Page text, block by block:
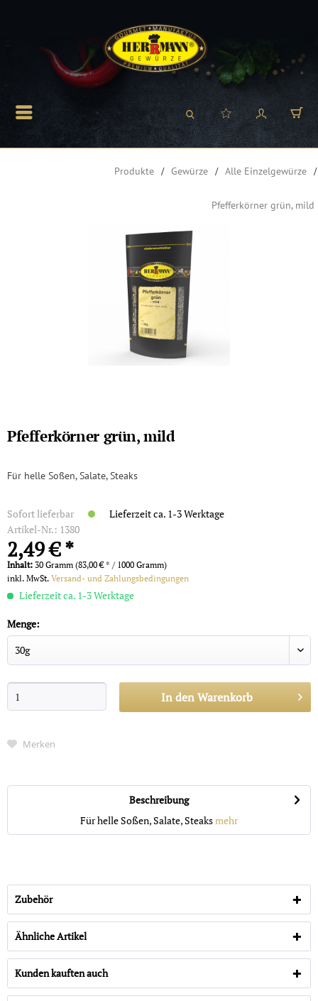
Produkte Gewürze Alle Einzelgewürze
Pfefferkörner grün, mild
Pfefferkörner grün, mild
Für helle Soßen, Salate, Steaks
Sofort lieferbar
Lieferzeit ca. 1-3 Werktage
Artikel-Nr.: 1380
2,49 € *
Inhalt: 30 Gramm (83,00 € * / 1000 Gramm)
inkl. MwSt. Versand- und Zahlungsbedingungen
Lieferzeit ca. 1-3 Werktage
Menge:
In denWarenkorb
Merken
Beschreibung
Für helle Soßen, Salate, Steaksmehr
Zubehör
Ähnliche Artikel
Kunden kauften auch